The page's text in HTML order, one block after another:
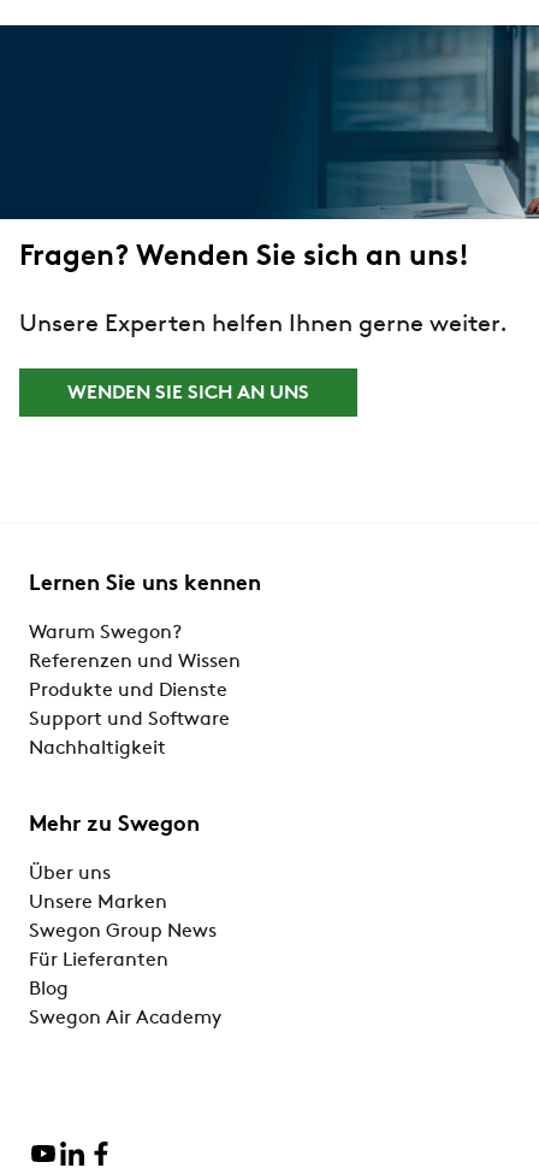
Fragen? Wenden Sie sich an uns!
Unsere Experten helfen Ihnen gerne weiter.
WENDEN SIE SICH AN UNS
Lernen Sie uns kennen
Warum Swegon?
Referenzen und Wissen
Produkte und Dienste
Support und Software
Nachhaltigkeit
Mehr zu Swegon
Über uns
Unsere Marken
Swegon Group News
Für Lieferanten
Blog
Swegon Air Academy